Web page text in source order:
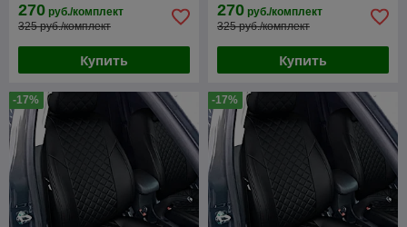
270 руб./комплект
325 руб./комплект
Купить
270 руб./комплект
325 руб./комплект
Купить
-17% -17%